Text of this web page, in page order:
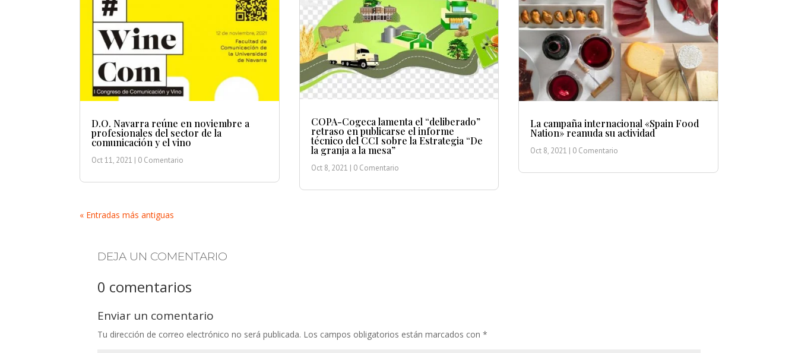
D.O. Navarra reúne en noviembre a
profesionales del sector de la
comunicación y el vino
Oct 11, 2021 | 0 Comentario
COPA-Cogeca lamenta el “deliberado”
retraso en publicarse el informe
técnico del CCI sobre la Estrategia “De
la granja a la mesa”
Oct 8, 2021 | 0 Comentario
La campaña internacional «Spain Food
Nation» reanuda su actividad
Oct 8, 2021 | 0 Comentario
« Entradas más antiguas
DEJA UN COMENTARIO
0 comentarios
Enviar un comentario
Tu dirección de correo electrónico no será publicada. Los campos obligatorios están marcados con*